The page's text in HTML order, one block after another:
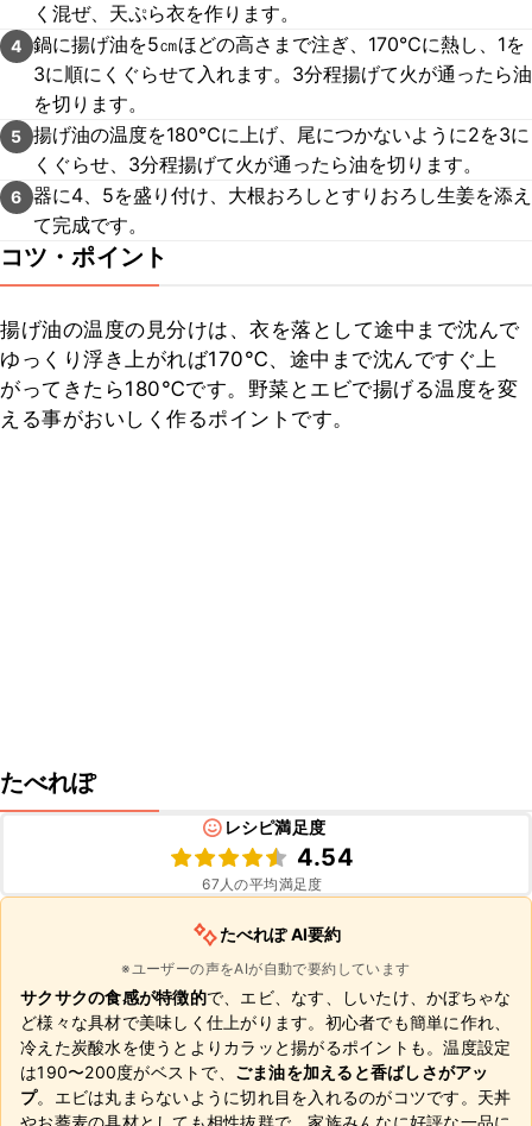
く混ぜ、天ぷら衣を作ります。
4 鍋に揚げ油を5㎝ほどの高さまで注ぎ、170℃に熱し、1を
3に順にくぐらせて入れます。3分程揚げて火が通ったら油
を切ります。
5 揚げ油の温度を180℃に上げ、尾につかないように2を3に
くぐらせ、3分程揚げて火が通ったら油を切ります。
6 器に4、5を盛り付け、大根おろしとすりおろし生姜を添え
て完成です。
コツ・ポイント
揚げ油の温度の見分けは、衣を落として途中まで沈んで
ゆっくり浮き上がれば170℃、途中まで沈んですぐ上
がってきたら180℃です。野菜とエビで揚げる温度を変
える事がおいしく作るポイントです。
たべれぽ
レシピ満足度
4.54
67 人の平均満足度
たべれぽ AI要約
※ユーザーの声をAIが自動で要約しています
サクサクの食感が特徴的で、エビ、なす、しいたけ、かぼちゃな
ど様々な具材で美味しく仕上がります。初心者でも簡単に作れ、
冷えた炭酸水を使うとよりカラッと揚がるポイントも。温度設定
は190〜200度がベストで、 ごま油を加えると香ばしさがアッ
プ。エビは丸まらないように切れ目を入れるのがコツです。天丼
やお蕎麦の具材としても相性抜群で、家族みんなに好評な一品に